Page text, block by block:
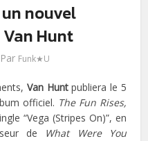
nouvel
Hunt
Par Funk★U
Van Huntpubliera le 5
officiel. The Fun Rises,
“Vega (Stripes On)”, en
de What Were You